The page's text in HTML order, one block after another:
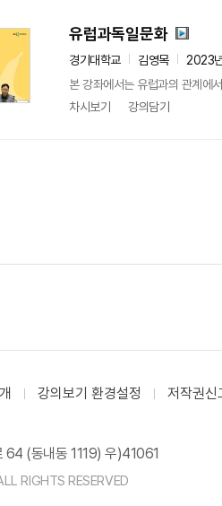
유럽과독일문화
경기대학교 김영목
2023
본 강좌에서는 유럽과의 관계에
차시보기
강의담기
강의보기 환경설정 저작권신
64 (동내동 1119) 우)41061
RIGHTS RESERVED